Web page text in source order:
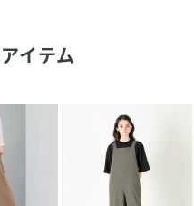
の当たり具合で色味が違
色味は、スタジオ撮影の
M
イテム